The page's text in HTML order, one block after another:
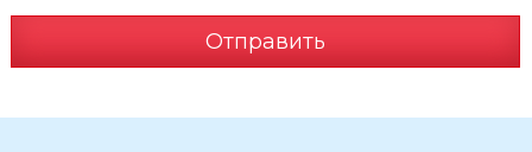
Отправить